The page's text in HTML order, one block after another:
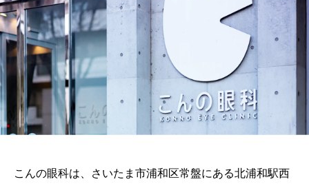
こんの眼科は、さいたま市浦和区常盤にある北浦和駅西